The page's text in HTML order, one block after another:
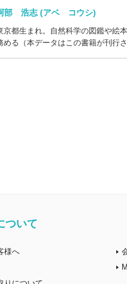
部 浩志 (アベ コウシ)
京都生まれ。自然科学の図鑑や絵
める（本データはこの書籍が刊行
ついて
様へ